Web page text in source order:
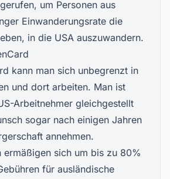
um Personen aus
Einwanderungsrate die
in die USA auszuwandern.
kann man sich unbegrenzt in
und dort arbeiten. Man ist
Arbeitnehmer gleichgestellt
sogar nach einigen Jahren
annehmen.
ermäßigen sich um bis zu 80%
für ausländische